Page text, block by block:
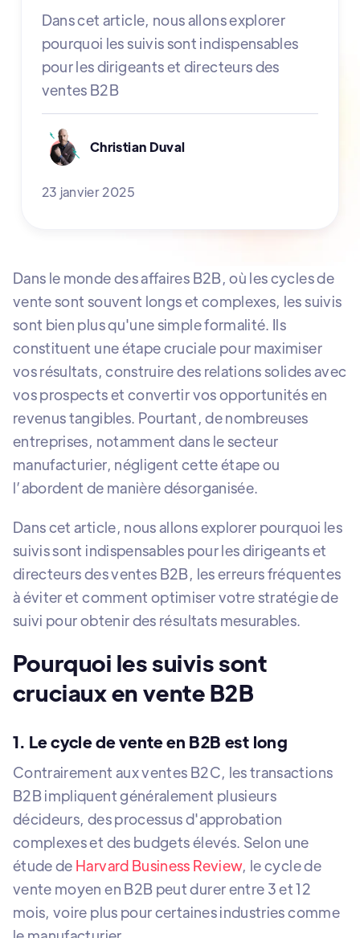
Dans cet article, nous allons explorer
pourquoi les suivis sont indispensables
pour les dirigeants et directeurs des
ventes B2B
Christian Duval
23 janvier 2025
Dans le monde des affaires B2B, où les cycles de
vente sont souvent longs et complexes, les suivis
sont bien plus qu'une simple formalité. Ils
constituent une étape cruciale pour maximiser
vos résultats, construire des relations solides avec
vos prospects et convertir vos opportunités en
revenus tangibles. Pourtant, de nombreuses
entreprises, notamment dans le secteur
manufacturier, négligent cette étape ou
l’abordent de manière désorganisée.
Dans cet article, nous allons explorer pourquoi les
suivis sont indispensables pour les dirigeants et
directeurs des ventes B2B, les erreurs fréquentes
à éviter et comment optimiser votre stratégie de
suivi pour obtenir des résultats mesurables.
Pourquoi les suivis sont
cruciaux en vente B2B
1. Le cycle de vente en B2B est long
Contrairement aux ventes B2C, les transactions
B2B impliquent généralement plusieurs
décideurs, des processus d'approbation
complexes et des budgets élevés. Selon une
étude de Harvard Business Review, le cycle de
vente moyen en B2B peut durer entre 3 et 12
mois, voire plus pour certaines industries comme